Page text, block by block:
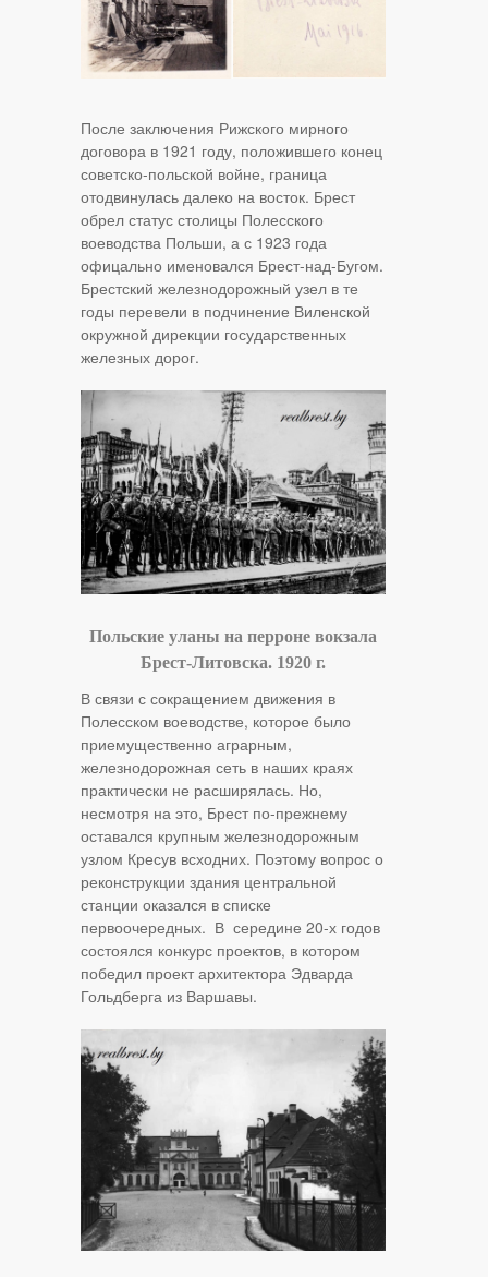
После заключения Рижского мирного
договора в 1921 году, положившего конец
советско-польской войне, граница
отодвинулась далеко на восток. Брест
обрел статус столицы Полесского
воеводства Польши, а с 1923 года
офицально именовался Брест-над-Бугом.
Брестский железнодорожный узел в те
годы перевели в подчинение Виленской
окружной дирекции государственных
железных дорог.
Польские уланы на перроне вокзала
Брест-Литовска. 1920 г.
В связи с сокращением движения в
Полесском воеводстве, которое было
приемущественно аграрным,
железнодорожная сеть в наших краях
практически не расширялась. Но,
несмотря на это, Брест по-прежнему
оставался крупным железнодорожным
узлом Кресув всходних. Поэтому вопрос о
реконструкции здания центральной
станции оказался в списке
первоочередных. В середине 20-х годов
состоялся конкурс проектов, в котором
победил проект архитектора Эдварда
Гольдберга из Варшавы.